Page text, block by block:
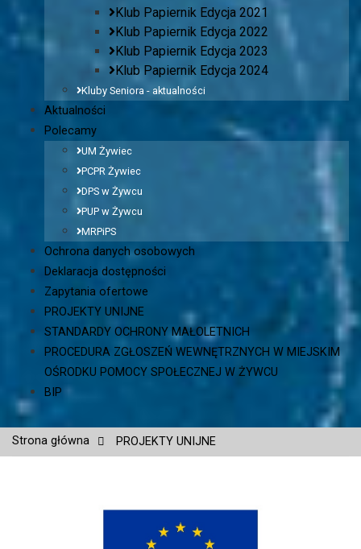
Klub Papiernik Edycja 2021
Klub Papiernik Edycja 2022
Klub Papiernik Edycja 2023
Klub Papiernik Edycja 2024
Kluby Seniora - aktualności
Aktualności
Polecamy
UM Żywiec
PCPR Żywiec
DPS w Żywcu
PUP w Żywcu
MRPiPS
Ochrona danych osobowych
Deklaracja dostępności
Zapytania ofertowe
PROJEKTY UNIJNE
STANDARDY OCHRONY MAŁOLETNICH
PROCEDURA ZGŁOSZEŃ WEWNĘTRZNYCH W MIEJSKIM
OŚRODKU POMOCY SPOŁECZNEJ W ŻYWCU
BIP
Strona główna PROJEKTY UNIJNE